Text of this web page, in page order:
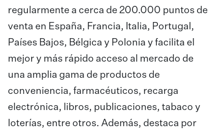
regularmente a cerca de 200.000 puntos de
venta en España, Francia, Italia, Portugal,
Países Bajos, Bélgica y Polonia y facilita el
mejor y más rápido acceso al mercado de
una amplia gama de productos de
conveniencia, farmacéuticos, recarga
electrónica, libros, publicaciones, tabaco y
loterías, entre otros. Además, destaca por